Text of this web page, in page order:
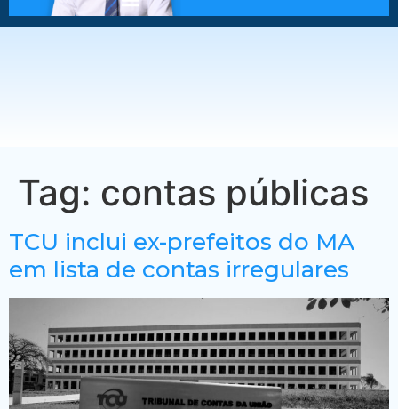
Tag: contas públicas
TCU inclui ex-prefeitos do MA
em lista de contas irregulares